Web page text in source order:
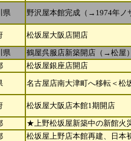
県
野沢屋本館完成（→1974年
松坂屋大阪店開店
県
鶴屋呉服店新築開店（→松屋
松坂屋銀座店開店
名古屋店南大津町へ移転＜松
松坂屋大阪店本館1期開店
★上野松坂屋新築中の新館火
松坂屋上野店本館再建、日本